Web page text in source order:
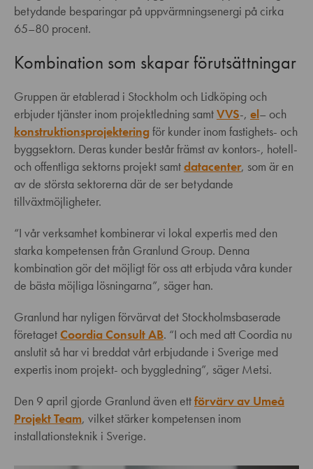
betydande besparingar på uppvärmningsenergi på cirka
65–80 procent.
Kombination som skapar förutsättningar
Gruppen är etablerad i Stockholm och Lidköping och
erbjuder tjänster inom projektledning samtVVS-, el– och
konstruktionsprojekteringför kunder inom fastighets- och
byggsektorn. Deras kunder består främst av kontors-, hotell-
och offentliga sektorns projekt samtdatacenter, som är en
av de största sektorerna där de ser betydande
tillväxtmöjligheter.
“I vår verksamhet kombinerar vi lokal expertis med den
starka kompetensen från Granlund Group. Denna
kombination gör det möjligt för oss att erbjuda våra kunder
de bästa möjliga lösningarna”, säger han.
Granlund har nyligen förvärvat det Stockholmsbaserade
företaget Coordia Consult AB. “I och med att Coordia nu
anslutit så har vi breddat vårt erbjudande i Sverige med
expertis inom projekt- och byggledning”, säger Metsi.
Den 9 april gjorde Granlund även ettförvärv av Umeå
Projekt Team, vilket stärker kompetensen inom
installationsteknik i Sverige.